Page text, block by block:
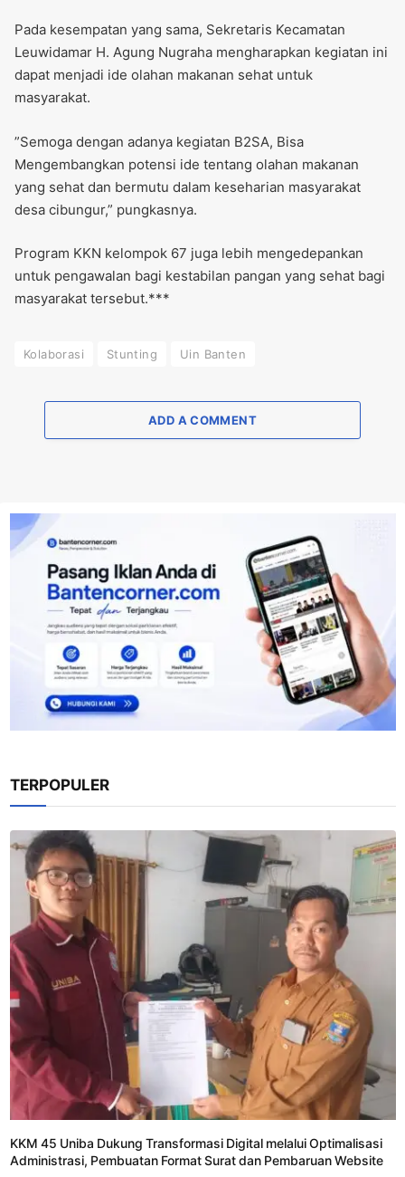
Pada kesempatan yang sama, Sekretaris Kecamatan
Leuwidamar H. Agung Nugraha mengharapkan kegiatan ini
dapat menjadi ide olahan makanan sehat untuk
masyarakat.
”Semoga dengan adanya kegiatan B2SA, Bisa
Mengembangkan potensi ide tentang olahan makanan
yang sehat dan bermutu dalam keseharian masyarakat
desa cibungur,” pungkasnya.
Program KKN kelompok 67 juga lebih mengedepankan
untuk pengawalan bagi kestabilan pangan yang sehat bagi
masyarakat tersebut.***
Kolaborasi Stunting Uin Banten
ADD A COMMENT
TERPOPULER
KKM 45 Uniba Dukung Transformasi Digital melalui Optimalisasi
Administrasi, Pembuatan Format Surat dan Pembaruan Website